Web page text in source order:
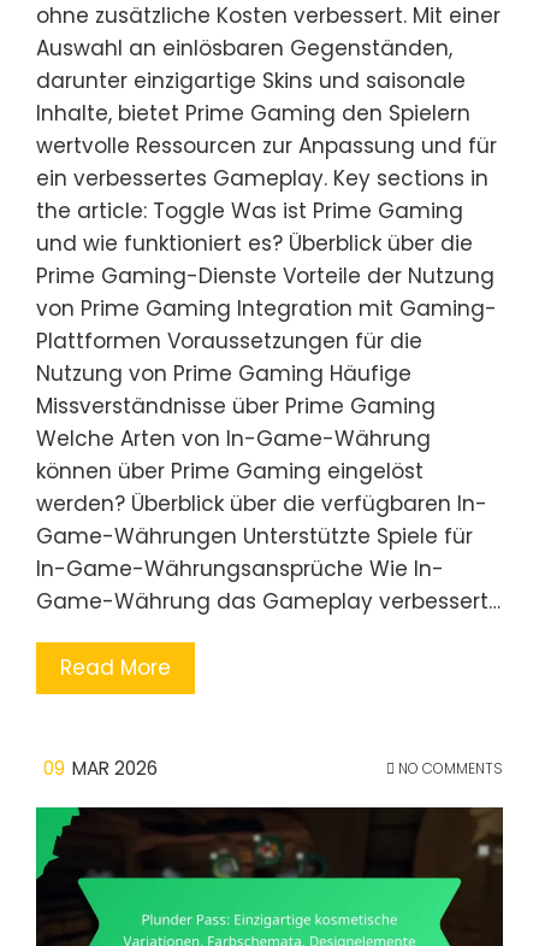
ohne zusätzliche Kosten verbessert. Mit einer
Auswahl an einlösbaren Gegenständen,
darunter einzigartige Skins und saisonale
Inhalte, bietet Prime Gaming den Spielern
wertvolle Ressourcen zur Anpassung und für
ein verbessertes Gameplay. Key sections in
the article: Toggle Was ist Prime Gaming
und wie funktioniert es? Überblick über die
Prime Gaming-Dienste Vorteile der Nutzung
von Prime Gaming Integration mit Gaming-
Plattformen Voraussetzungen für die
Nutzung von Prime Gaming Häufige
Missverständnisse über Prime Gaming
Welche Arten von In-Game-Währung
können über Prime Gaming eingelöst
werden? Überblick über die verfügbaren In-
Game-Währungen Unterstützte Spiele für
In-Game-Währungsansprüche Wie In-
Game-Währung das Gameplay verbessert…
Read More
09 MAR 2026 NO COMMENTS